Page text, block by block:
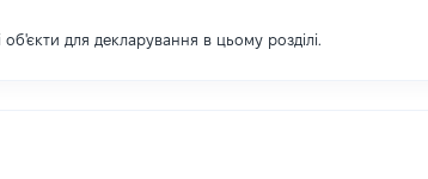
об'єкти для декларування в цьому розділі.